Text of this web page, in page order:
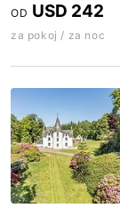
OD USD 242
za pokoj / za noc